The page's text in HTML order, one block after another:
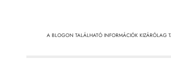
A BLOGON TALÁLHATÓ INFORMÁCIÓK KIZÁRÓLAG